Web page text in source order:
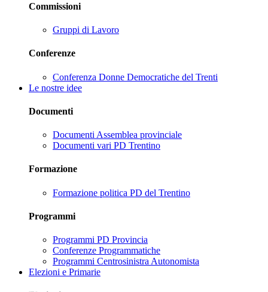
Commissioni
Gruppi di Lavoro
Conferenze
Conferenza Donne Democratiche del Trenti
Le nostre idee
Documenti
Documenti Assemblea provinciale
Documenti vari PD Trentino
Formazione
Formazione politica PD del Trentino
Programmi
Programmi PD Provincia
Conferenze Programmatiche
Programmi Centrosinistra Autonomista
Elezioni e Primarie